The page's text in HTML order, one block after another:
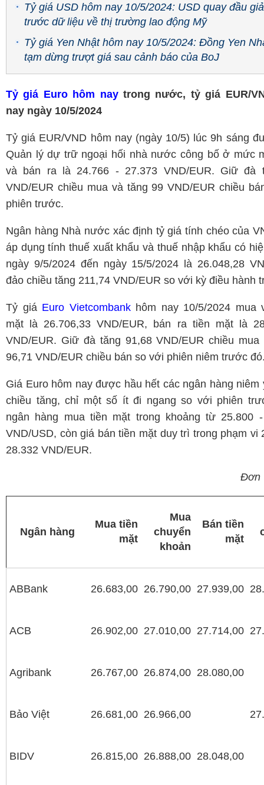
Tỷ giá USD hôm nay 10/5/2024: USD quay đầu
trước dữ liệu về thị trường lao động Mỹ
Tỷ giá Yen Nhật hôm nay 10/5/2024: Đồng Yen
tạm dừng trượt giá sau cảnh báo của BoJ
Tỷ giá Euro hôm naytrong nước, tỷ giá EUR/
nay ngày 10/5/2024
Tỷ giá EUR/VND hôm nay (ngày 10/5) lúc 9h sáng
Quản lý dự trữ ngoại hối nhà nước công bố ở mức
và bán ra là 24.766 - 27.373 VND/EUR. Giữ đà
VND/EUR chiều mua và tăng 99 VND/EUR chiều
phiên trước.
Ngân hàng Nhà nước xác định tỷ giá tính chéo của
áp dụng tính thuế xuất khẩu và thuế nhập khẩu có
ngày 9/5/2024 đến ngày 15/5/2024 là 26.048,28
đảo chiều tăng 211,74 VND/EUR so với kỳ điều hành
Tỷ giá Euro Vietcombank hôm nay 10/5/2024 mua
mặt là 26.706,33 VND/EUR, bán ra tiền mặt là
VND/EUR. Giữ đà tăng 91,68 VND/EUR chiều mua
96,71 VND/EUR chiều bán so với phiên niêm trước
Giá Euro hôm nay được hầu hết các ngân hàng niêm
chiều tăng, chỉ một số ít đi ngang so với phiên
ngân hàng mua tiền mặt trong khoảng từ 25.800
VND/USD, còn giá bán tiền mặt duy trì trong phạm vi
28.332 VND/EUR.
Đơn
Ngân hàng
Mua tiền
mặt
Mua
chuyển
khoản
Bán tiền
mặt
ABBank 26.683,00 26.790,00 27.939,00
ACB 26.902,00 27.010,00 27.714,00
Agribank 26.767,00 26.874,00 28.080,00
Bảo Việt 26.681,00 26.966,00
BIDV 26.815,00 26.888,00 28.048,00